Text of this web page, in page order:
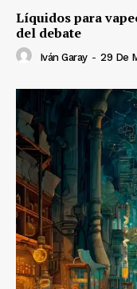
Líquidos para
del debate
Iván Garay - 29 De